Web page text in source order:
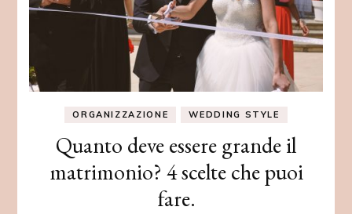
ORGANIZZAZIONE WEDDING STYLE
Quanto deve essere grande il
matrimonio? 4 scelte che puoi
fare.